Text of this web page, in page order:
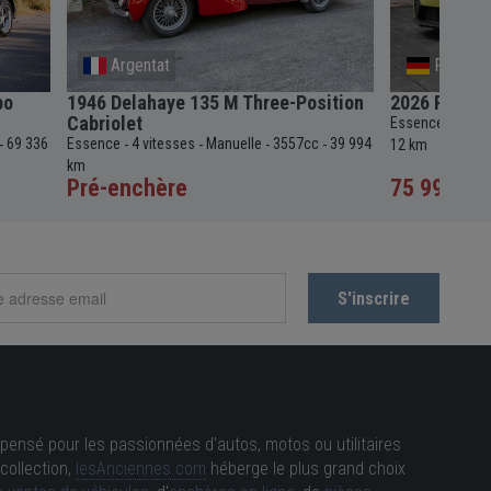
- 69 336
Argentat
1946 Delahaye 135 M Three-Position
Cabriolet
Essence - 4 vitesses - Manuelle - 3557cc - 39 994
km
Pré-enchère
2026
Essence
12 km
75 992 €
pour les passionnées d'autos, motos ou utilitaires
lesAnciennes.com héberge le plus grand choix